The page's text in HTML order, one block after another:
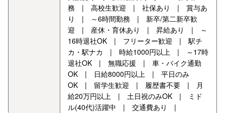
務 | 高校生歓迎 | 社保あり | 賞与あ
り | ～6時間勤務 | 新卒/第二新卒歓
迎 | 産休・育休あり | 昇給あり | ～
16時退社OK | フリーター歓迎 | 駅チ
カ・駅ナカ | 時給1000円以上 | ～17時
退社OK | 無職応援 | 車・バイク通勤
OK | 日給8000円以上 | 平日のみ
OK | 留学生歓迎 | 履歴書不要 | 月
給20万円以上 | 土日祝のみOK | ミド
ル(40代)活躍中 | 交通費あり |